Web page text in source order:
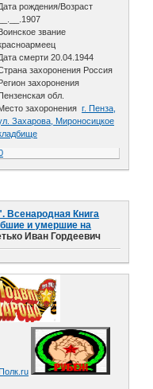
рождения/Возраст
__.__.1907
звание
смерти 20.04.1944
захоронения Россия
захоронения
обл.
захороненияг. Пенза,
Захарова, Мироносицкое
Всенародная Книга
и умершие на
Иван Гордеевич